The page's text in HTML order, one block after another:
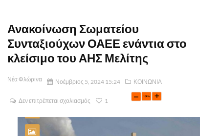
Ανακοίνωση Σωματείου
Συνταξιούχων ΟΑΕΕ ενάντια στο
κλείσιμο του ΑΗΣ Μελίτης
Νέα Φλώρινα Νοέμβριος 5, 2024 15:24 ΚΟΙΝΩΝΙΑ
Δεν επιτρέπεται σχολιασμός 1